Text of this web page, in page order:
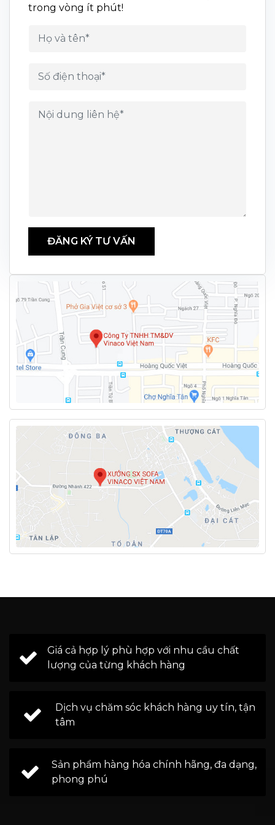
trong vòng ít phút!
ĐĂNG KÝ TƯ VẤN
Giá cả hợp lý phù hợp với nhu cầu chất
lượng của từng khách hàng
Dịch vụ chăm sóc khách hàng uy tín, tận
tâm
Sản phẩm hàng hóa chính hãng, đa dạng,
phong phú